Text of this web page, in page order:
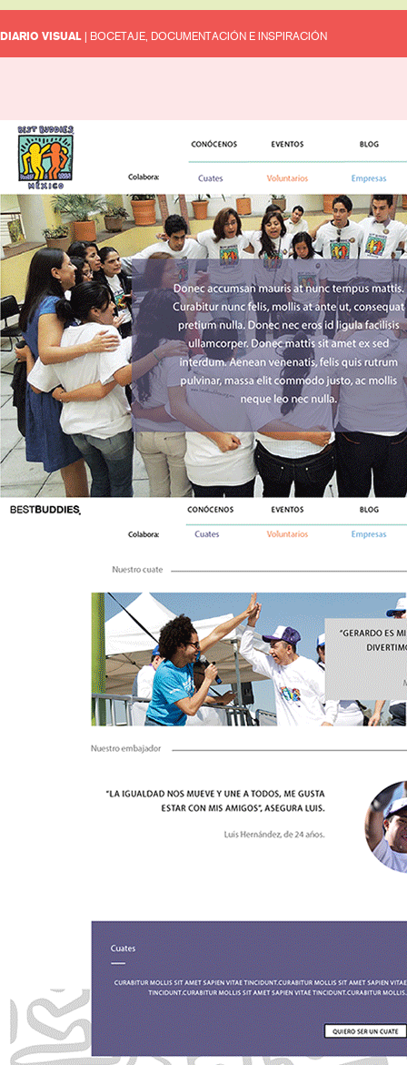
DIARIO VISUAL | BOCETAJE, DOCUMENTACIÓN E INSPIRACIÓN